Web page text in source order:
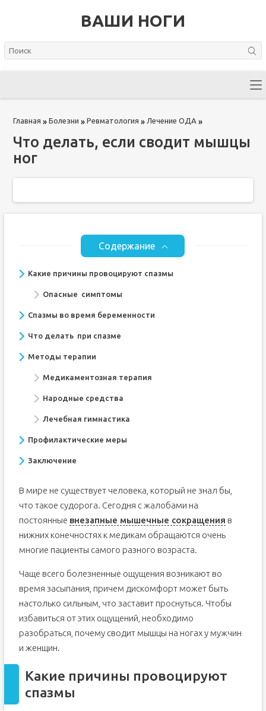
ВАШИ НОГИ
Главная » Болезни » Ревматология » Лечение ОДА»
Что делать, если сводит мышцы
ног
Содержание
Какие причины провоцируют спазмы
Опасные симптомы
Спазмы во время беременности
Что делать при спазме
Методы терапии
Медикаментозная терапия
Народные средства
Лечебная гимнастика
Профилактические меры
Заключение
В мире не существует человека, который не знал бы,
что такое судорога. Сегодня с жалобами на
постоянные внезапные мышечные сокращения в
нижних конечностях к медикам обращаются очень
многие пациенты самого разного возраста.
Чаще всего болезненные ощущения возникают во
время засыпания, причем дискомфорт может быть
настолько сильным, что заставит проснуться. Чтобы
избавиться от этих ощущений, необходимо
разобраться, почему сводит мышцы на ногах у мужчин
и женщин.
Какие причины провоцируют
спазмы